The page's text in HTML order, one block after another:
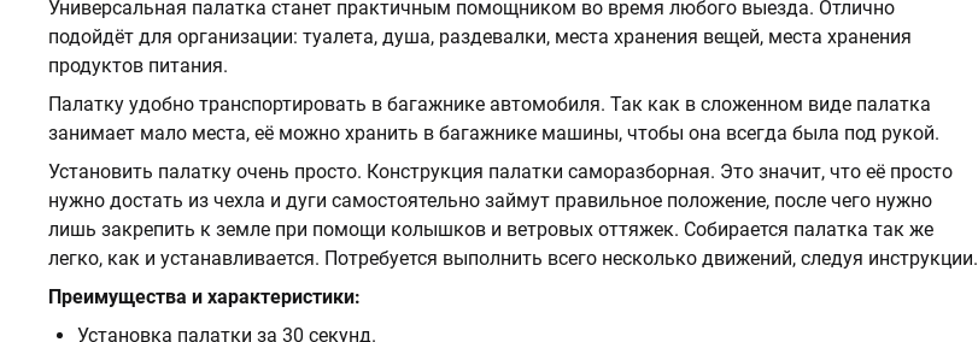
Универсальная палатка станет практичным помощником во время любого выезда. Отлично
подойдёт для организации: туалета, душа, раздевалки, места хранения вещей, места хранения
продуктов питания.
Палатку удобно транспортировать в багажнике автомобиля. Так как в сложенном виде палатка
занимает мало места, её можно хранить в багажнике машины, чтобы она всегда была под рукой.
Установить палатку очень просто. Конструкция палатки саморазборная. Это значит, что её просто
нужно достать из чехла и дуги самостоятельно займут правильное положение, после чего нужно
лишь закрепить к земле при помощи колышков и ветровых оттяжек. Собирается палатка так же
легко, как и устанавливается. Потребуется выполнить всего несколько движений, следуя инструкции.
Преимущества и характеристики:
Установка палатки за 30 секунд.